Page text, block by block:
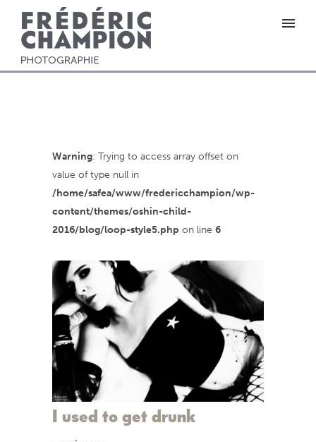
Warning: Trying to access array offset on
value of type null in
/home/safea/www/fredericchampion/wp-
content/themes/oshin-child-
2016/blog/loop-style5.php on line 6
I used to get drunk